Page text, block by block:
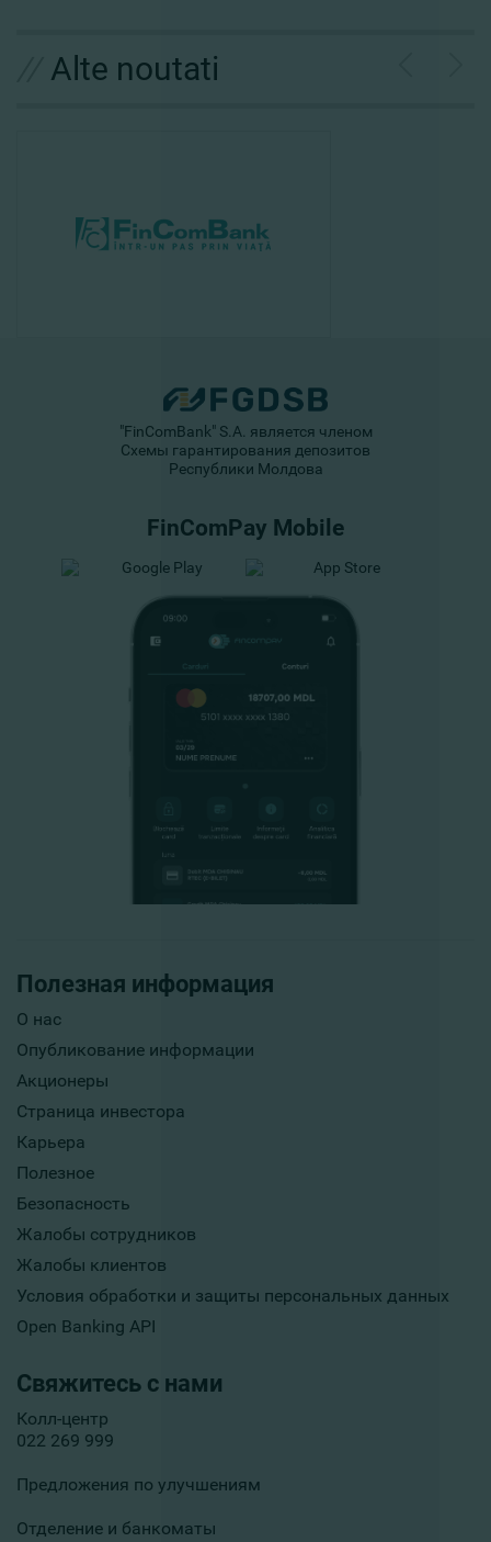
Alte noutati
Полезная информация
О нас
Опубликование информации
Акционеры
Страница инвестора
Карьера
Полезное
Безопасность
Жалобы сотрудников
Жалобы клиентов
Условия обработки и защиты персональных данных
Open Banking API
Свяжитесь с нами
Колл-центр
022 269 999
Предложения по улучшениям
Отделение и банкоматы
"FinComBank" S.A. является членом
Схемы гарантирования депозитов
Республики Молдова
FinComPay Mobile